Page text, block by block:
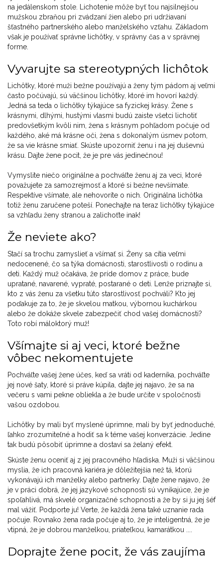
na jedálenskom stole. Lichotenie môže byť tou najsilnejšou
mužskou zbraňou pri zvádzaní žien alebo pri udržiavaní
šťastného partnerského alebo manželského vzťahu. Základom
však je používať správne lichôtky, v správny čas a v správnej
forme.
Vyvarujte sa stereotypných lichôtok
Lichôtky, ktoré muži bežne používajú a ženy tým pádom aj veľmi
často počúvajú, sú väčšinou lichôtky, ktoré im hovorí každý.
Jedná sa teda o lichôtky týkajúce sa fyzickej krásy. Žene s
krásnymi, dlhými, hustými vlasmi budú zaiste všetci lichotiť
predovšetkým kvôli nim, žena s krásnym pohľadom počuje od
každého, aké má krásne oči, žena s dokonalým úsmev potom,
že sa vie krásne smiať. Skúste upozorniť ženu i na jej duševnú
krásu. Dajte žene pocit, že je pre vás jedinečnou!
Vymyslite niečo originálne a pochváľte ženu aj za veci, ktoré
považujete za samozrejmosť a ktoré si bežne nevšímate.
Respektíve všímate, ale nehovoríte o nich. Originálna lichôtka
totiž ženu zaručene poteší. Ponechajte na teraz lichôtky týkajúce
sa vzhľadu ženy stranou a zalichoťte inak!
Že neviete ako?
Stačí sa trochu zamyslieť a všímať si. Ženy sa cítia veľmi
nedocenené, čo sa týka domácnosti, starostlivosti o rodinu a
deti. Každý muž očakáva, že príde domov z práce, bude
upratané, navarené, vypraté, postarané o deti. Lenže priznajte si,
kto z vás ženu za všetku túto starostlivosť pochváli? Kto jej
poďakuje za to, že je skvelou matkou, výbornou kuchárkou
alebo že dokáže skvele zabezpečiť chod vašej domácnosti?
Toto robí máloktorý muž!
Všímajte si aj veci, ktoré bežne
vôbec nekomentujete
Pochváľte vašej žene účes, keď sa vráti od kaderníka, pochváľte
jej nové šaty, ktoré si práve kúpila, dajte jej najavo, že sa na
večeru s vami pekne obliekla a že bude určite v spoločnosti
vašou ozdobou.
Lichôtky by mali byť myslené úprimne, mali by byť jednoduché,
ľahko zrozumiteľné a hodiť sa k téme vašej konverzácie. Jedine
tak budú pôsobiť úprimne a dostaví sa želaný efekt.
Skúste ženu oceniť aj z jej pracovného hľadiska. Muži si väčšinou
myslia, že ich pracovná kariéra je dôležitejšia než tá, ktorú
vykonávajú ich manželky alebo partnerky. Dajte žene najavo, že
je v práci dobrá, že jej jazykové schopnosti sú vynikajúce, že je
spoľahlivá, má skvelé organizačné schopnosti a že by si ju jej šéf
mal vážiť. Podporte ju! Verte, že každá žena také uznanie rada
počuje. Rovnako žena rada počuje aj to, že je inteligentná, že je
vtipná, že je dobrou manželkou, priateľkou, kamarátkou ....
Doprajte žene pocit, že vás zaujíma